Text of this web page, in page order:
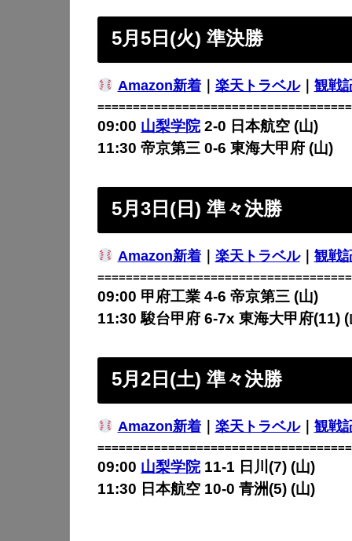
5月5日(火) 準決勝
Amazon新着｜ 楽天トラベル｜ 観戦
09:00 山梨学院2-0 日本航空 (山)
11:30 帝京第三 0-6 東海大甲府 (山)
5月3日(日) 準々決勝
Amazon新着｜ 楽天トラベル｜ 観戦
09:00 甲府工業 4-6 帝京第三 (山)
11:30 駿台甲府 6-7x 東海大甲府(11) (
5月2日(土) 準々決勝
Amazon新着｜ 楽天トラベル｜ 観戦
09:00 山梨学院11-1 日川(7) (山)
11:30 日本航空 10-0 青洲(5) (山)